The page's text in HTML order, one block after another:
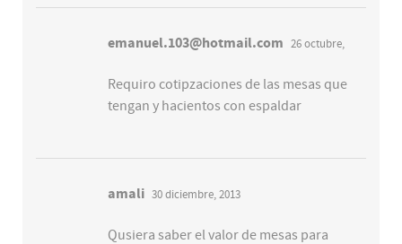
emanuel.103@hotmail.com
26 octubre,
Requiro cotipzaciones de las mesas que
tengan y hacientos con espaldar
amali 30 diciembre, 2013
Qusiera saber el valor de mesas para